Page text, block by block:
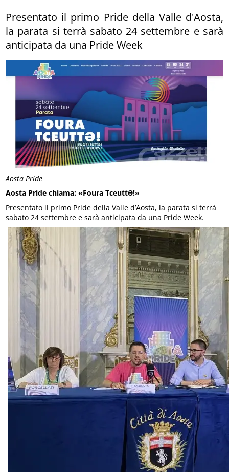
Aosta Pride
Presentato il primo Pride della Valle d'Aosta,
la parata si terrà sabato 24 settembre e sarà
anticipata da una Pride Week
Aosta Pride chiama: «Foura TceuttƏ!»
Presentato il primo Pride della Valle d’Aosta, la parata si terrà
sabato 24 settembre e sarà anticipata da una Pride Week.